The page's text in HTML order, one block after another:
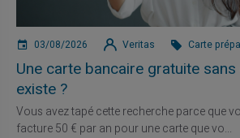
03/08/2026 Veritas Carte
Une carte bancaire gratuite
existe ?
Vous avez tapé cette recherche parce que
facture 50 € par an pour une carte que vo...